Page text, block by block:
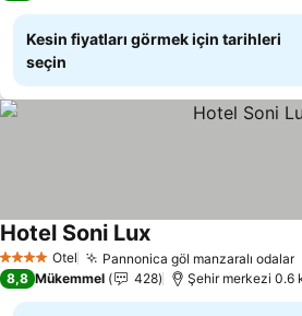
Kesin fiyatları görmek için tarihleri
seçin
4 Yıldız Otel Pannonica göl manzaralı odalar
Hotel Soni Lux
8,8 Mükemmel 428 Şehir merkezi 0.6